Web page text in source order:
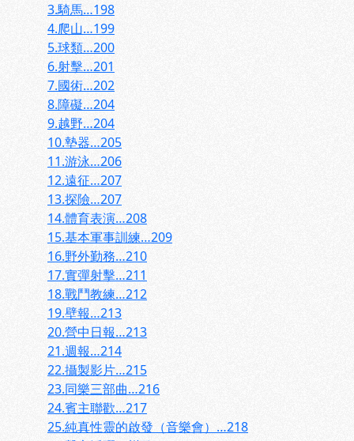
3.騎馬…198
4.爬山…199
5.球類…200
6.射擊…201
7.國術…202
8.障礙…204
9.越野…204
10.墊器…205
11.游泳…206
12.遠征…207
13.探險…207
14.體育表演…208
15.基本軍事訓練…209
16.野外勤務…210
17.實彈射擊…211
18.戰鬥教練…212
19.壁報…213
20.營中日報…213
21.週報…214
22.攝製影片…215
23.同樂三部曲…216
24.賓主聯歡…217
25.純真性靈的啟發（音樂會）…218